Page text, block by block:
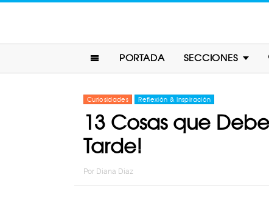
PORTADA SECCIONES
Curiosidades Reflexión & Inspiración
13 Cosas que
Tarde!
Por Diana Diaz